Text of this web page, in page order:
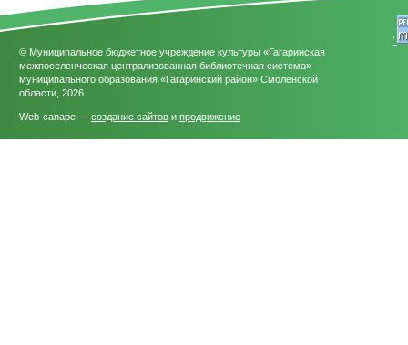
© Муниципальное бюджетное учреждение культуры «Гагаринская
межпоселенческая централизованная библиотечная система»
муниципального образования «Гагаринский район» Смоленской
области, 2026
Web-canape — создание сайтов и продвижение
'